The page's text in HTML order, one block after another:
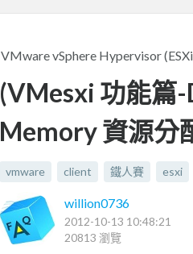
VMware vSphere Hypervisor
(VMesxi 功能篇
Memory 資源分
vmware client 鐵人賽 esxi
willion0736
2012-10-13 10:48:21
20813 瀏覽